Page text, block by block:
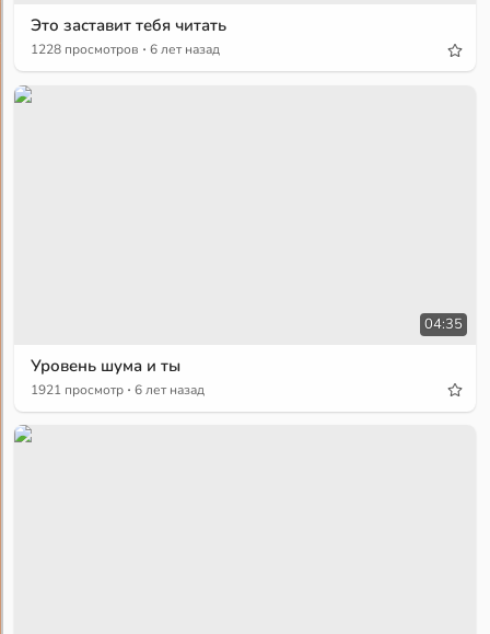
Это заставит тебя читать
1228 просмотров · 6 лет назад
04:35
Уровень шума и ты
1921 просмотр · 6 лет назад